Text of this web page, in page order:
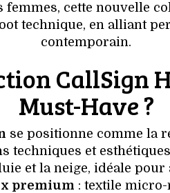
femmes, cette nouvelle
technique, en alliant
contemporain.
CallSign
Must-Have ?
se positionne comme la
techniques et
et la neige, idéale
premium : textile